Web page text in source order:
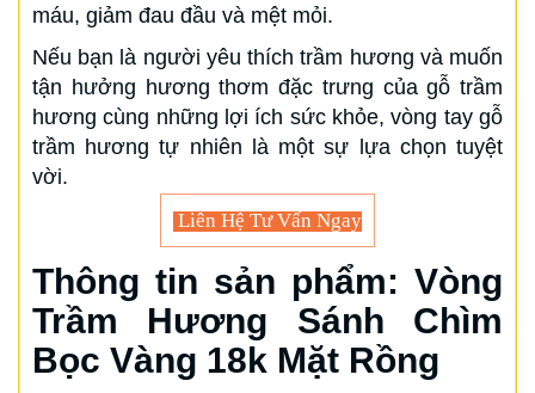
máu, giảm đau đầu và mệt mỏi.
Nếu bạn là người yêu thích trầm hương và muốn
tận hưởng hương thơm đặc trưng của gỗ trầm
hương cùng những lợi ích sức khỏe, vòng tay gỗ
trầm hương tự nhiên là một sự lựa chọn tuyệt
vời.
Liên Hệ Tư Vấn Ngay
Thông tin sản phẩm: Vòng
Trầm Hương Sánh Chìm
Bọc Vàng 18k Mặt Rồng